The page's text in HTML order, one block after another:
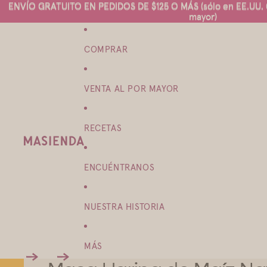
ENVÍO GRATUITO EN PEDIDOS DE $125 O MÁS (sólo en
mayor)
ENVÍO GRATUITO EN PEDIDOS DE $125 O MÁS (sólo en
mayor)
COMPRAR
VENTA AL POR MAYOR
RECETAS
ENCUÉNTRANOS
NUESTRA HISTORIA
MÁS